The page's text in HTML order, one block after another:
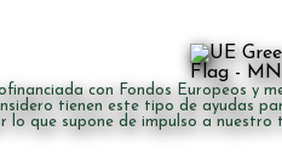
con Fondos Europeos
tienen este tipo de ayudas
que supone de impulso a